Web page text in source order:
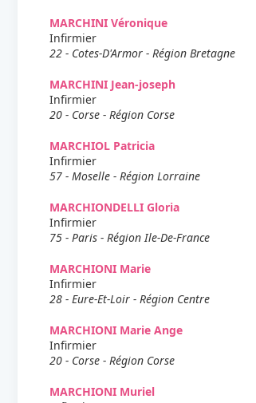
MARCHINI Véronique
Infirmier
22 - Cotes-D'Armor - Région Bretagne
MARCHINI Jean-joseph
Infirmier
20 - Corse - Région Corse
MARCHIOL Patricia
Infirmier
57 - Moselle - Région Lorraine
MARCHIONDELLI Gloria
Infirmier
75 - Paris - Région Ile-De-France
MARCHIONI Marie
Infirmier
28 - Eure-Et-Loir - Région Centre
MARCHIONI Marie Ange
Infirmier
20 - Corse - Région Corse
MARCHIONI Muriel